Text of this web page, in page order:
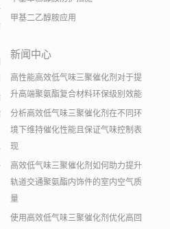
甲基二乙醇胺应用
新闻中心
高性能高效低气味三聚催化剂对于提
升高端聚氨酯复合材料环保级别效能
分析高效低气味三聚催化剂在不同环
境下维持催化性能且保证气味控制表
现
高效低气味三聚催化剂如何助力提升
轨道交通聚氨酯内饰件的室内空气质
量
使用高效低气味三聚催化剂优化高回